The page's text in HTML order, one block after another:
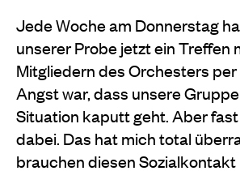
Jede Woche am Donnerstag
unserer Probe jetzt ein Treffen
Mitgliedern des Orchesters per
Angst war, dass unsere
Situation kaputt geht. Aber
dabei. Das hat mich total
brauchen diesen Sozialkontakt